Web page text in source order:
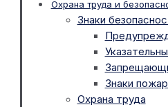
Охрана труда и
Знаки
Знаки
Охрана труда